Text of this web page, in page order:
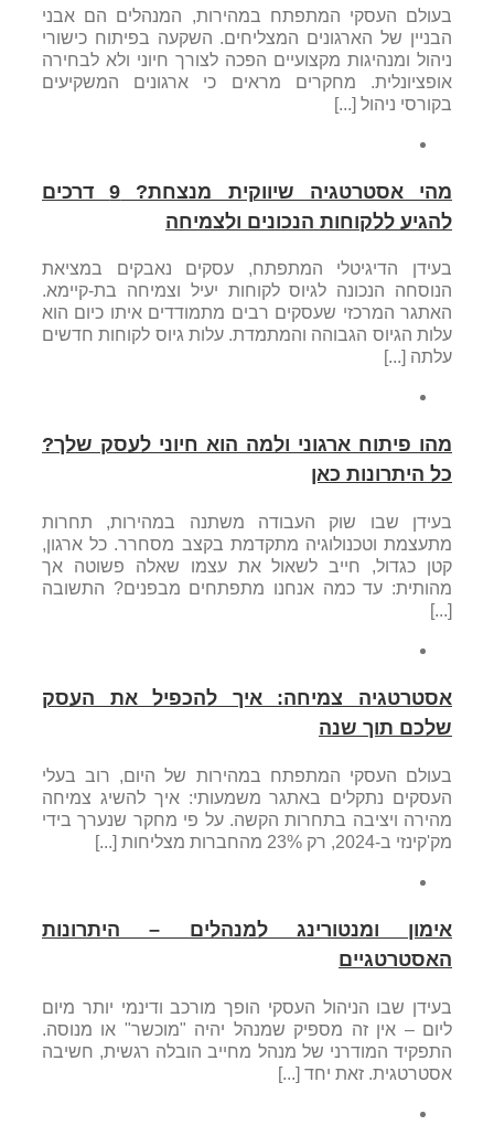
בעולם העסקי המתפתח במהירות, המנהלים הם אבני
הבניין של הארגונים המצליחים. השקעה בפיתוח כישורי
ניהול ומנהיגות מקצועיים הפכה לצורך חיוני ולא לבחירה
אופציונלית. מחקרים מראים כי ארגונים המשקיעים
בקורסי ניהול [...]
מהי אסטרטגיה שיווקית מנצחת? 9 דרכים
להגיע ללקוחות הנכונים ולצמיחה
בעידן הדיגיטלי המתפתח, עסקים נאבקים במציאת
הנוסחה הנכונה לגיוס לקוחות יעיל וצמיחה בת-קיימא.
האתגר המרכזי שעסקים רבים מתמודדים איתו כיום הוא
עלות הגיוס הגבוהה והמתמדת. עלות גיוס לקוחות חדשים
עלתה [...]
מהו פיתוח ארגוני ולמה הוא חיוני לעסק שלך?
כל היתרונות כאן
בעידן שבו שוק העבודה משתנה במהירות, תחרות
מתעצמת וטכנולוגיה מתקדמת בקצב מסחרר. כל ארגון,
קטן כגדול, חייב לשאול את עצמו שאלה פשוטה אך
מהותית: עד כמה אנחנו מתפתחים מבפנים? התשובה
[...]
אסטרטגיה צמיחה: איך להכפיל את העסק
שלכם תוך שנה
בעולם העסקי המתפתח במהירות של היום, רוב בעלי
העסקים נתקלים באתגר משמעותי: איך להשיג צמיחה
מהירה ויציבה בתחרות הקשה. על פי מחקר שנערך בידי
מק'קינזי ב-2024, רק 23% מהחברות מצליחות [...]
אימון ומנטורינג למנהלים – היתרונות
האסטרטגיים
בעידן שבו הניהול העסקי הופך מורכב ודינמי יותר מיום
ליום – אין זה מספיק שמנהל יהיה "מוכשר" או מנוסה.
התפקיד המודרני של מנהל מחייב הובלה רגשית, חשיבה
אסטרטגית. זאת יחד [...]